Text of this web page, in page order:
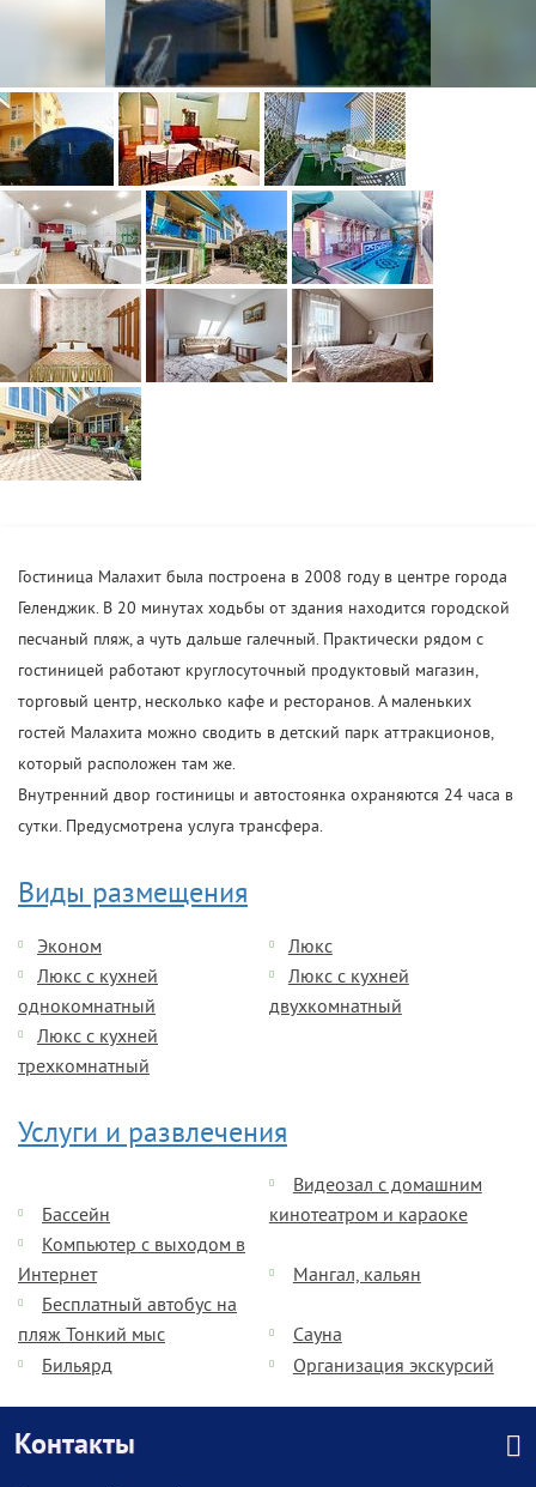
Гостиница Малахит была построена в 2008 году в центре города
Геленджик. В 20 минутах ходьбы от здания находится городской
песчаный пляж, а чуть дальше галечный. Практически рядом с
гостиницей работают круглосуточный продуктовый магазин,
торговый центр, несколько кафе и ресторанов. А маленьких
гостей Малахита можно сводить в детский парк аттракционов,
который расположен там же.
Внутренний двор гостиницы и автостоянка охраняются 24 часа в
сутки. Предусмотрена услуга трансфера.
Виды размещения
Эконом
Люкс
Люкс с кухней
однокомнатный
Люкс с кухней
двухкомнатный
Люкс с кухней
трехкомнатный
Услуги и развлечения
Бассейн
Видеозал с домашним
кинотеатром и караоке
Компьютер с выходом в
Интернет
Мангал, кальян
Бесплатный автобус на
пляж Тонкий мыс
Сауна
Бильярд
Организация экскурсий
Контакты